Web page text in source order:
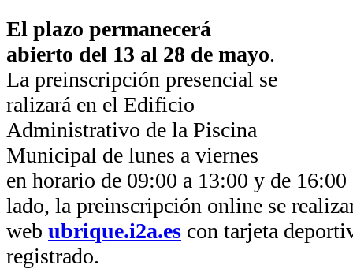
El plazo permanecerá
abierto del 13 al 28 de mayo.
La preinscripción presencial se
ralizará en el Edificio
Administrativo de la Piscina
Municipal de lunes a viernes
en horario de 09:00 a 13:00 y de
lado, la preinscripción online se
web ubrique.i2a.es con tarjeta
registrado.